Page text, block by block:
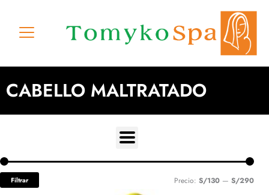
contenido
CABELLO MALTRATADO
Filtrar Precio: S/130 — S/290